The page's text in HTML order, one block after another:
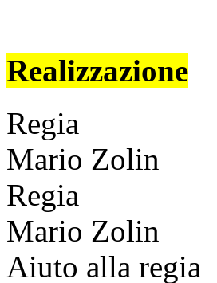
Realizzazione
Regia
Mario Zolin
Regia
Mario Zolin
Aiuto alla regia